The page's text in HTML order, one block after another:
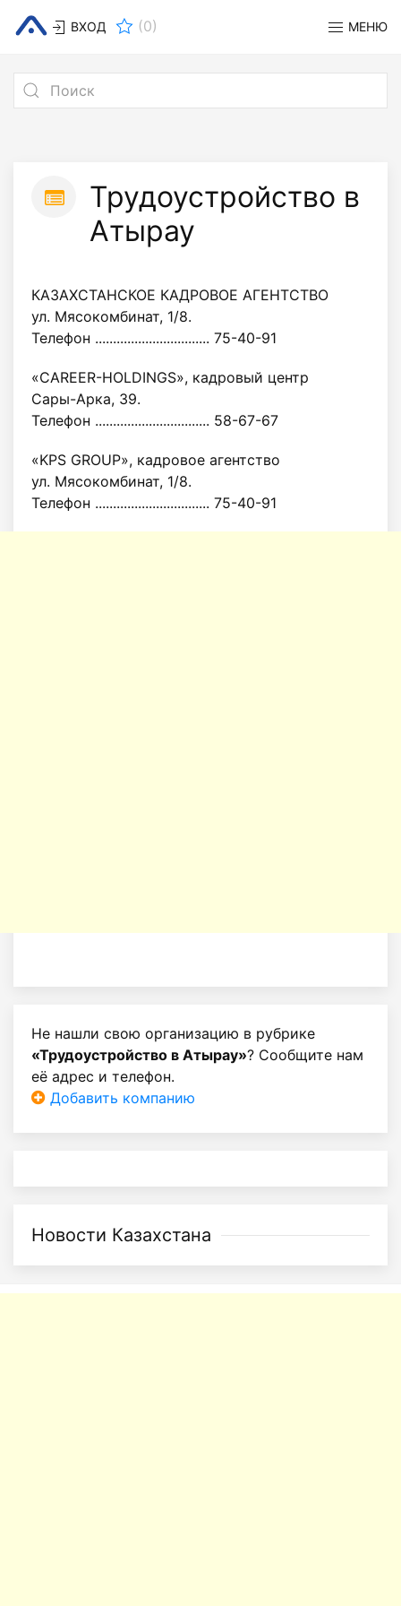
ВХОД (0) МЕНЮ
Трудоустройство в
Атырау
КАЗАХСТАНСКОЕ КАДРОВОЕ АГЕНТСТВО
ул. Мясокомбинат, 1/8.
Телефон ................................ 75-40-91
«CAREER-HOLDINGS», кадровый центр
Сары-Арка, 39.
Телефон ................................ 58-67-67
«KPS GROUP», кадровое агентство
ул. Мясокомбинат, 1/8.
Телефон ................................ 75-40-91
Не нашли свою организацию в рубрике
«Трудоустройство в Атырау»? Сообщите нам
её адрес и телефон.
Добавить компанию
Новости Казахстана